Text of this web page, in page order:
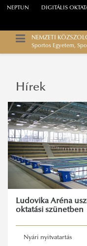
NEPTUN DIGITÁLIS
NEMZETI
Sportos Egyetem,
Hírek
Ludovika Aréna
oktatási szünetben
Nyári nyitvatartás